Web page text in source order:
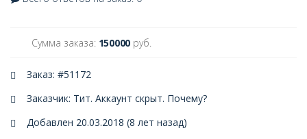
Сумма заказа: 150000 руб.
Заказ: #51172
Заказчик: Тит. Аккаунт скрыт. Почему?
Добавлен 20.03.2018 (8 лет назад)